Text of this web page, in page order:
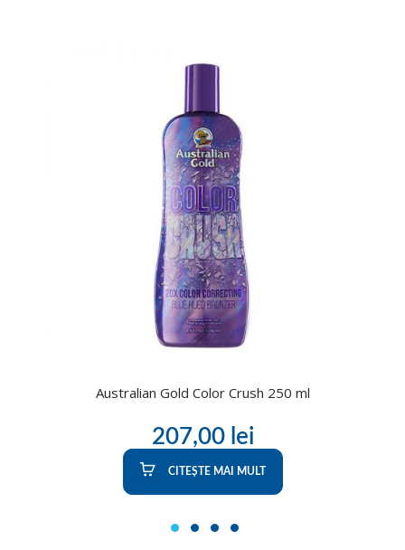
Australian Gold Color Crush 250 ml
207,00 lei
CITEȘTE MAI MULT
1 2 3 4